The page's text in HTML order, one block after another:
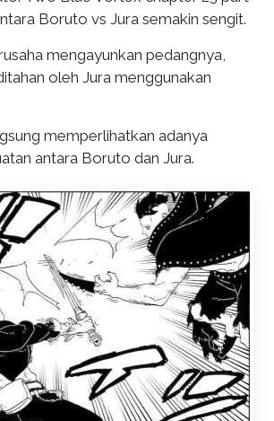
Boruto vs Jura semakin sengit.
mengayunkan pedangnya,
oleh Jura menggunakan
memperlihatkan adanya
antara Boruto dan Jura.